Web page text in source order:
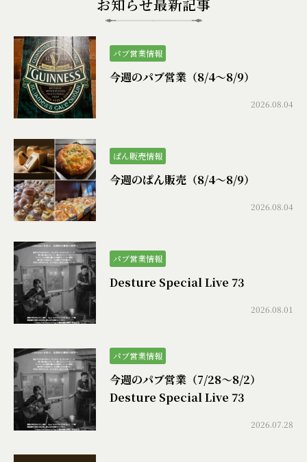
お知らせ最新記事
パブ営業情報
今週のパブ営業（8/4〜8/9）
2026.08.04
ぱん販売情報
今週のぱん販売（8/4〜8/9）
2026.08.04
パブ営業情報
Desture Special Live 73
2026.08.01
パブ営業情報
今週のパブ営業（7/28〜8/2）
Desture Special Live 73
2026.07.28